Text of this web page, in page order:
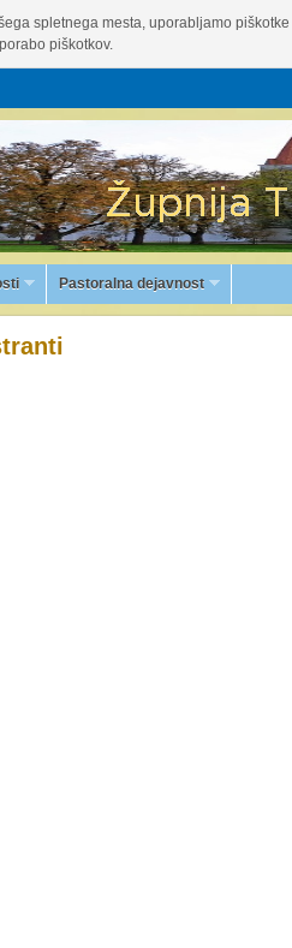
spletnega mesta, uporabljamo
piškotkov.
Pastoralna dejavnost